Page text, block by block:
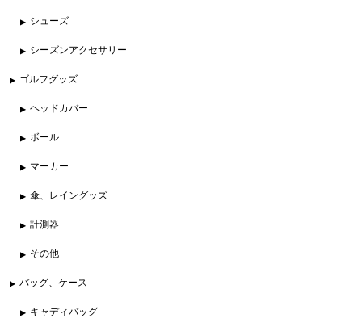
シューズ
シーズンアクセサリー
ゴルフグッズ
ヘッドカバー
ボール
マーカー
傘、レイングッズ
計測器
その他
バッグ、ケース
キャディバッグ